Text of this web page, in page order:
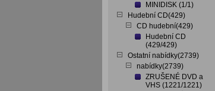
MINIDISK (1/1)
Hudební CD(429)
CD hudební(429)
Hudební CD
(429/429)
Ostatní nabídky(2739)
nabídky(2739)
ZRUŠENÉ DVD a
VHS (1221/1221)